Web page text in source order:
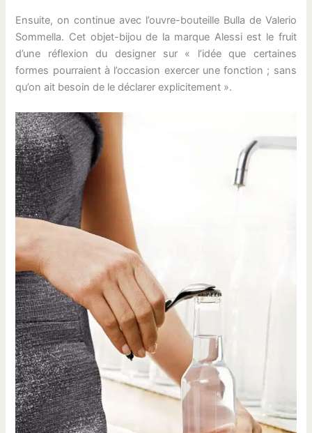
Ensuite, on continue avec l’ouvre-bouteille Bulla de Valerio
Sommella. Cet objet-bijou de la marque Alessi est le fruit
d’une réflexion du designer sur « l’idée que certaines
formes pourraient à l’occasion exercer une fonction ; sans
qu’on ait besoin de le déclarer explicitement ».